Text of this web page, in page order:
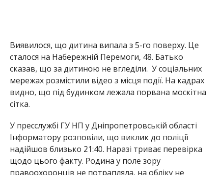
Виявилося, що дитина випала з 5-го поверху. Це
сталося на Набережній Перемоги, 48. Батько
сказав, що за дитиною не вгледіли. У соціальних
мережах розмістили відео з місця події. На кадрах
видно, що під будинком лежала порвана москітна
сітка.
У пресслужбі ГУ НП у Дніпропетровській області
Інформатору розповіли, що виклик до поліції
надійшов близько 21:40. Наразі триває перевірка
щодо цього факту. Родина у поле зору
правоохоронців не потрапляла, на обліку не